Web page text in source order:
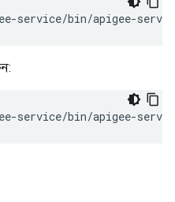
service/bin/apigee-
service/bin/apigee-